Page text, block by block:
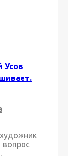
Усов
вопрос